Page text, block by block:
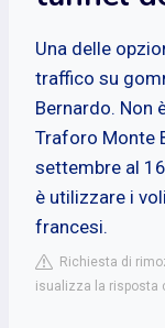
Una delle
traffico su
Bernardo. Non
Traforo Monte
settembre al
è utilizzare i
francesi.
Richiesta di
isualizza la risposta